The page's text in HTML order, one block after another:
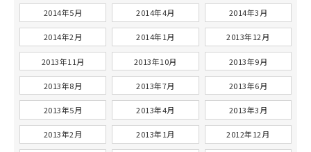
2014年5月 2014年4月 2014年3月
2014年2月 2014年1月 2013年12月
2013年11月 2013年10月 2013年9月
2013年8月 2013年7月 2013年6月
2013年5月 2013年4月 2013年3月
2013年2月 2013年1月 2012年12月